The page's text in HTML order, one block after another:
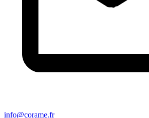
info@corame.fr